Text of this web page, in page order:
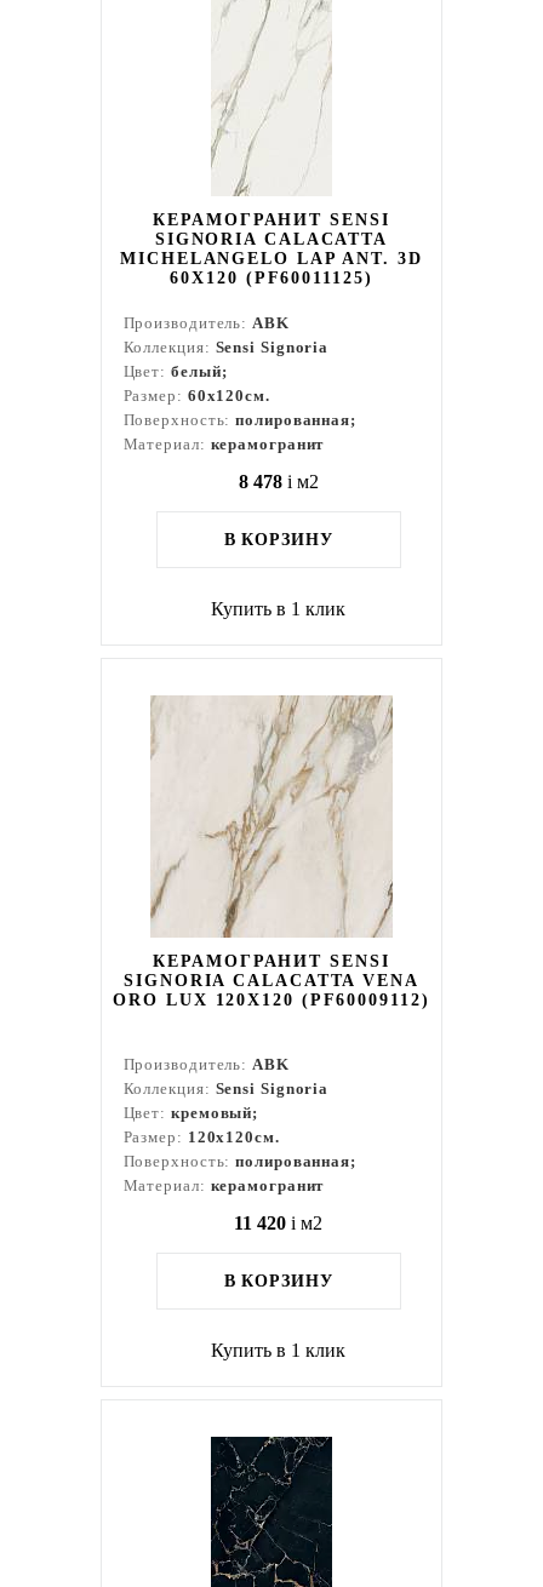
КЕРАМОГРАНИТ SENSI
SIGNORIA CALACATTA
MICHELANGELO LAP ANT. 3D
60X120 (PF60011125)
Производитель:ABK
Коллекция: Sensi Signoria
Цвет: белый;
Размер: 60x120см.
Поверхность:полированная;
Материал: керамогранит
8 478 i м2
В КОРЗИНУ
Купить в 1 клик
КЕРАМОГРАНИТ SENSI
SIGNORIA CALACATTA VENA
ORO LUX 120X120 (PF60009112)
Производитель:ABK
Коллекция: Sensi Signoria
Цвет: кремовый;
Размер: 120x120см.
Поверхность:полированная;
Материал: керамогранит
11 420 i м2
В КОРЗИНУ
Купить в 1 клик